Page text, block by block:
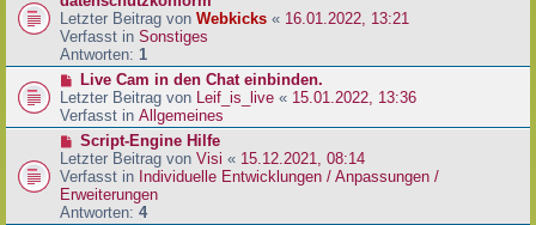
g
B
e
i
t
a
g
u
e
r
B
e
i
t
a
g
Letzter Beitrag von Webkicks « 16.01.2022, 13:21
Verfasst in Sonstiges
Antworten: 1
N
e
u
e
r
B
e
i
Live Cam in den Chat einbinden.
Letzter Beitrag von Leif_is_live « 15.01.2022, 13:36
Verfasst in Allgemeines
N
e
u
e
r
Script-Engine Hilfe
Letzter Beitrag von Visi « 15.12.2021, 08:14
Verfasst in Individuelle Entwicklungen / Anpassungen /
Erweiterungen
Antworten: 4